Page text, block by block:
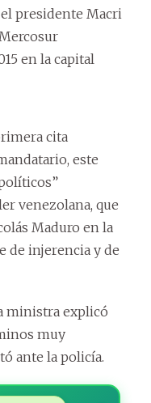
presidente Macri
en la capital
cita
este
venezolana, que
Maduro en la
de injerencia y de
ministra explicó
muy
ante la policía.